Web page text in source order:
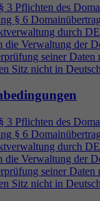
3 Pflichten des
§ 6
durch
die Verwaltung der
seiner Daten
Sitz nicht in
3 Pflichten des
§ 6
durch
die Verwaltung der
seiner Daten
Sitz nicht in